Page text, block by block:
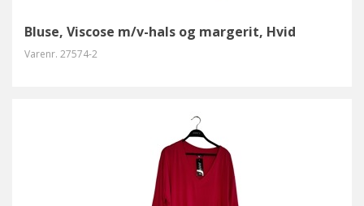
Bluse, Viscose m/v-hals og margerit, Hvid
Varenr. 27574-2